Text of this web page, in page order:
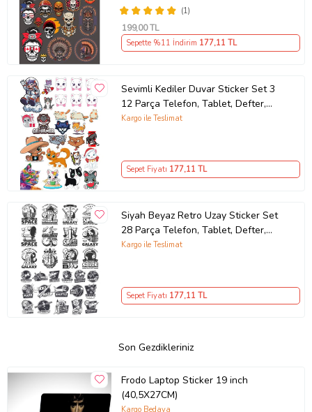
(1)
199,00 TL
Sepette %11 İndirim 177,11 TL
Sevimli Kediler Duvar Sticker Set 3
12 Parça Telefon, Tablet, Defter,
Laptop Sticker
Kargo ile Teslimat
Sepet Fiyatı 177,11 TL
Siyah Beyaz Retro Uzay Sticker Set
28 Parça Telefon, Tablet, Defter,
Laptop Sticker
Kargo ile Teslimat
Sepet Fiyatı 177,11 TL
Son Gezdikleriniz
Frodo Laptop Sticker 19 inch
(40,5X27CM)
Kargo Bedava